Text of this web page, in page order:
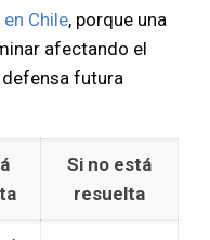
Chile, porque una
afectando el
futura
Si no está
resuelta